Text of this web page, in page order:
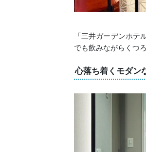
「三井ガーデンホ
でも飲みながらくつ
心落ち着くモダン